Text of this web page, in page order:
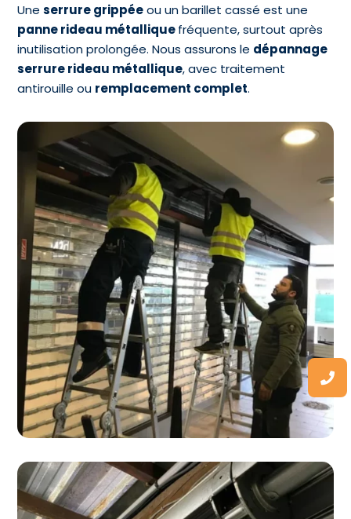
Uneserrure grippéeou un barillet cassé est une
panne rideau métalliquefréquente, surtout après
inutilisation prolongée. Nous assurons le dépannage
serrure rideau métallique, avec traitement
antirouille ou remplacement complet.